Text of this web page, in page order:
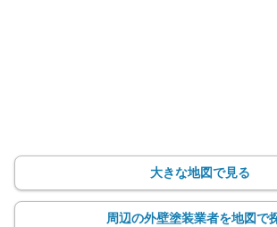
大きな地図で見る
周辺の外壁塗装業者を地図で